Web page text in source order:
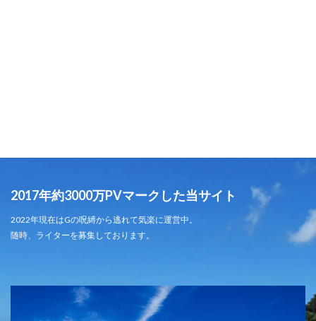
2017年約3000万PVマークした当サイト
2022年現在はGの呪縛から逃れて気楽に運営中。
随時、ライターを募集しております。